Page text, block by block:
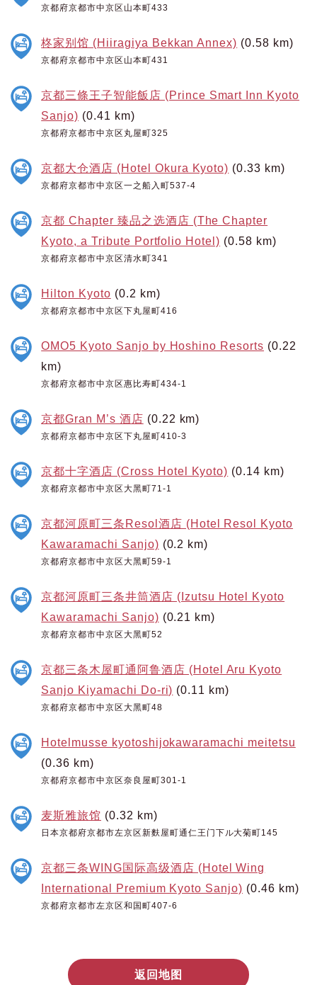
京都府京都市中京区山本町433
柊家别馆 (Hiiragiya Bekkan Annex) (0.58 km)
京都府京都市中京区山本町431
京都三條王子智能飯店 (Prince Smart Inn Kyoto
Sanjo) (0.41 km)
京都府京都市中京区丸屋町325
京都大仓酒店 (Hotel Okura Kyoto) (0.33 km)
京都府京都市中京区一之船入町537-4
京都 Chapter 臻品之选酒店 (The Chapter
Kyoto, a Tribute Portfolio Hotel) (0.58 km)
京都府京都市中京区清水町341
Hilton Kyoto (0.2 km)
京都府京都市中京区下丸屋町416
OMO5 Kyoto Sanjo by Hoshino Resorts (0.22
km)
京都府京都市中京区惠比寿町434-1
京都Gran M’s 酒店 (0.22 km)
京都府京都市中京区下丸屋町410-3
京都十字酒店 (Cross Hotel Kyoto) (0.14 km)
京都府京都市中京区大黑町71-1
京都河原町三条Resol酒店 (Hotel Resol Kyoto
Kawaramachi Sanjo) (0.2 km)
京都府京都市中京区大黑町59-1
京都河原町三条井筒酒店 (Izutsu Hotel Kyoto
Kawaramachi Sanjo) (0.21 km)
京都府京都市中京区大黑町52
京都三条木屋町通阿鲁酒店 (Hotel Aru Kyoto
Sanjo Kiyamachi Do-ri) (0.11 km)
京都府京都市中京区大黑町48
Hotelmusse kyotoshijokawaramachi meitetsu
(0.36 km)
京都府京都市中京区奈良屋町301-1
麦斯雅旅馆 (0.32 km)
日本京都府京都市左京区新麩屋町通仁王门下ル大菊町145
京都三条WING国际高级酒店 (Hotel Wing
International Premium Kyoto Sanjo) (0.46 km)
京都府京都市左京区和国町407-6
返回地图